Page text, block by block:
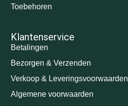
Toebehoren
Klantenservice
Betalingen
Bezorgen & Verzenden
Verkoop & Leveringsvoorwaarden
Algemene voorwaarden